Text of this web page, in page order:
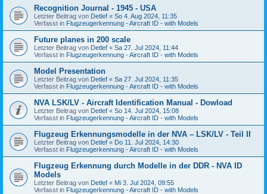
Recognition Journal - 1945 - USA
Letzter Beitrag von Detlef « So 4. Aug 2024, 11:35
Verfasst in Flugzeugerkennung - Aircraft ID - with Models
Future planes in 200 scale
Letzter Beitrag von Detlef « Sa 27. Jul 2024, 11:44
Verfasst in Flugzeugerkennung - Aircraft ID - with Models
Model Presentation
Letzter Beitrag von Detlef « Sa 27. Jul 2024, 11:35
Verfasst in Flugzeugerkennung - Aircraft ID - with Models
NVA LSK/LV - Aircraft Identification Manual - Dowload
Letzter Beitrag von Detlef « So 14. Jul 2024, 15:08
Verfasst in Flugzeugerkennung - Aircraft ID - with Models
Flugzeug Erkennungsmodelle in der NVA – LSK/LV - Teil II
Letzter Beitrag von Detlef « Do 11. Jul 2024, 14:30
Verfasst in Flugzeugerkennung - Aircraft ID - with Models
Flugzeug Erkennung durch Modelle in der DDR - NVA ID
Models
Letzter Beitrag von Detlef « Mi 3. Jul 2024, 09:55
Verfasst in Flugzeugerkennung - Aircraft ID - with Models